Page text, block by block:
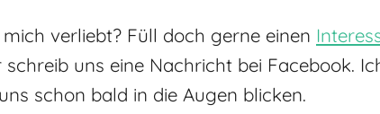
verliebt? Füll doch gerne einen
uns eine Nachricht bei Facebook.
schon bald in die Augen blicken.